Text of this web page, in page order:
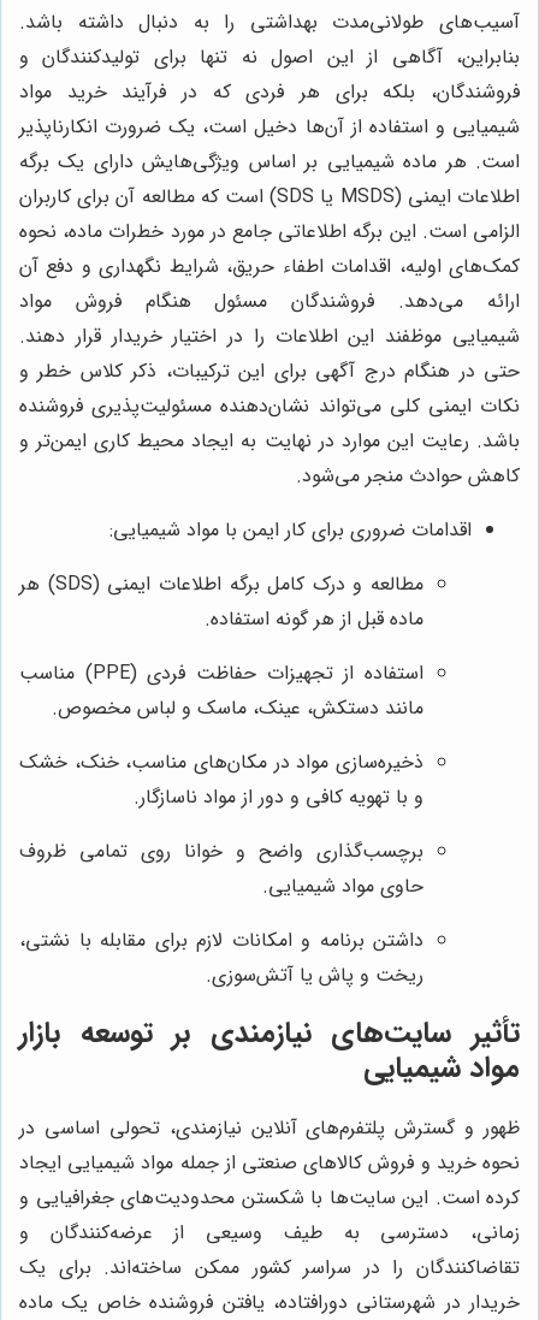
آسیب‌های طولانی‌مدت بهداشتی را به دنبال داشته باشد.
بنابراین، آگاهی از این اصول نه تنها برای تولیدکنندگان و
فروشندگان، بلکه برای هر فردی که در فرآیند خرید مواد
شیمیایی و استفاده از آن‌ها دخیل است، یک ضرورت انکارناپذیر
است. هر ماده شیمیایی بر اساس ویژگی‌هایش دارای یک برگه
اطلاعات ایمنی (MSDS یا SDS) است که مطالعه آن برای کاربران
الزامی است. این برگه اطلاعاتی جامع در مورد خطرات ماده، نحوه
کمک‌های اولیه، اقدامات اطفاء حریق، شرایط نگهداری و دفع آن
ارائه می‌دهد. فروشندگان مسئول هنگام فروش مواد
شیمیایی موظفند این اطلاعات را در اختیار خریدار قرار دهند.
حتی در هنگام درج آگهی برای این ترکیبات، ذکر کلاس خطر و
نکات ایمنی کلی می‌تواند نشان‌دهنده مسئولیت‌پذیری فروشنده
باشد. رعایت این موارد در نهایت به ایجاد محیط کاری ایمن‌تر و
کاهش حوادث منجر می‌شود.
اقدامات ضروری برای کار ایمن با مواد شیمیایی:
مطالعه و درک کامل برگه اطلاعات ایمنی (SDS) هر
ماده قبل از هر گونه استفاده.
استفاده از تجهیزات حفاظت فردی (PPE) مناسب
مانند دستکش، عینک، ماسک و لباس مخصوص.
ذخیره‌سازی مواد در مکان‌های مناسب، خنک، خشک
و با تهویه کافی و دور از مواد ناسازگار.
برچسب‌گذاری واضح و خوانا روی تمامی ظروف
حاوی مواد شیمیایی.
داشتن برنامه و امکانات لازم برای مقابله با نشتی،
ریخت و پاش یا آتش‌سوزی.
تأثیر سایت‌های نیازمندی بر توسعه بازار
مواد شیمیایی
ظهور و گسترش پلتفرم‌های آنلاین نیازمندی، تحولی اساسی در
نحوه خرید و فروش کالاهای صنعتی از جمله مواد شیمیایی ایجاد
کرده است. این سایت‌ها با شکستن محدودیت‌های جغرافیایی و
زمانی، دسترسی به طیف وسیعی از عرضه‌کنندگان و
تقاضاکنندگان را در سراسر کشور ممکن ساخته‌اند. برای یک
خریدار در شهرستانی دورافتاده، یافتن فروشنده خاص یک ماده